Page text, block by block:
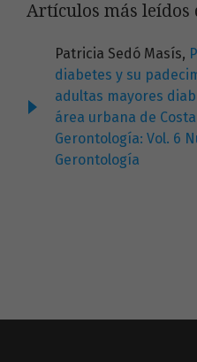
Artículos más leídos
Patricia Sedó Masís,
diabetes y su
adultas mayores
área urbana de Costa
Gerontología: Vol. 6
Gerontología